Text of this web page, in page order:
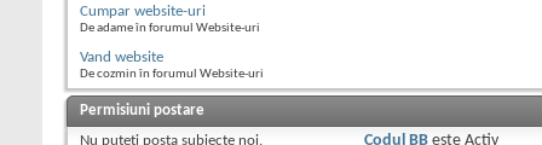
Cumpar website-uri
De adame în forumul Website-uri
Vand website
De cozmin în forumul Website-uri
Permisiuni postare
Nu puteţi posta subiecte noi.
Codul BBeste Activ